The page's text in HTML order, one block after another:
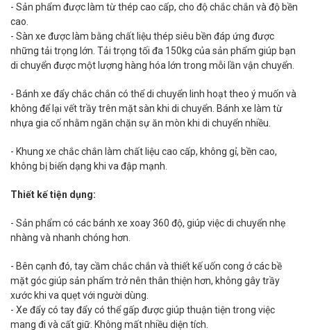
- Sản phẩm được làm từ thép cao cấp, cho độ chắc chắn và độ bền
cao.
- Sàn xe được làm bằng chất liệu thép siêu bền đáp ứng được
những tải trọng lớn. Tải trọng tối đa 150kg của sản phẩm giúp bạn
di chuyển được một lượng hàng hóa lớn trong mỗi lần vận chuyển.
- Bánh xe đẩy chắc chắn có thể di chuyển linh hoạt theo ý muốn và
không để lại vết trầy trên mặt sàn khi di chuyển. Bánh xe làm từ
nhựa gia cố nhằm ngăn chặn sự ăn mòn khi di chuyển nhiều.
- Khung xe chắc chắn làm chất liệu cao cấp, không gỉ, bền cao,
không bị biến dạng khi va đập mạnh.
Thiết kế tiện dụng:
- Sản phẩm có các bánh xe xoay 360 độ, giúp việc di chuyển nhẹ
nhàng và nhanh chóng hơn.
- Bên cạnh đó, tay cầm chắc chắn và thiết kế uốn cong ở các bề
mặt góc giúp sản phẩm trở nên thân thiện hơn, không gây trầy
xước khi va quẹt với người dùng.
- Xe đẩy có tay đẩy có thể gấp được giúp thuận tiện trong việc
mang đi và cất giữ. Không mất nhiều diện tích.